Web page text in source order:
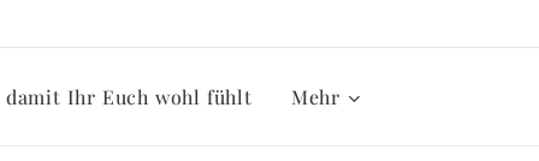
damit Ihr Euch wohl fühlt Mehr